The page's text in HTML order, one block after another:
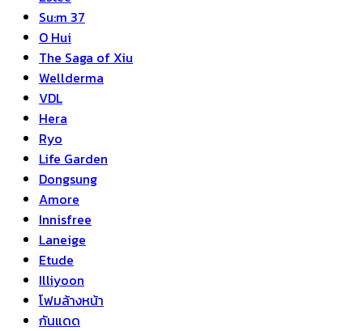
Su:m 37
O Hui
The Saga of Xiu
Wellderma
VDL
Hera
Ryo
Life Garden
Dongsung
Amore
Innisfree
Laneige
Etude
Illiyoon
โฟมล้างหน้า
กันแดด